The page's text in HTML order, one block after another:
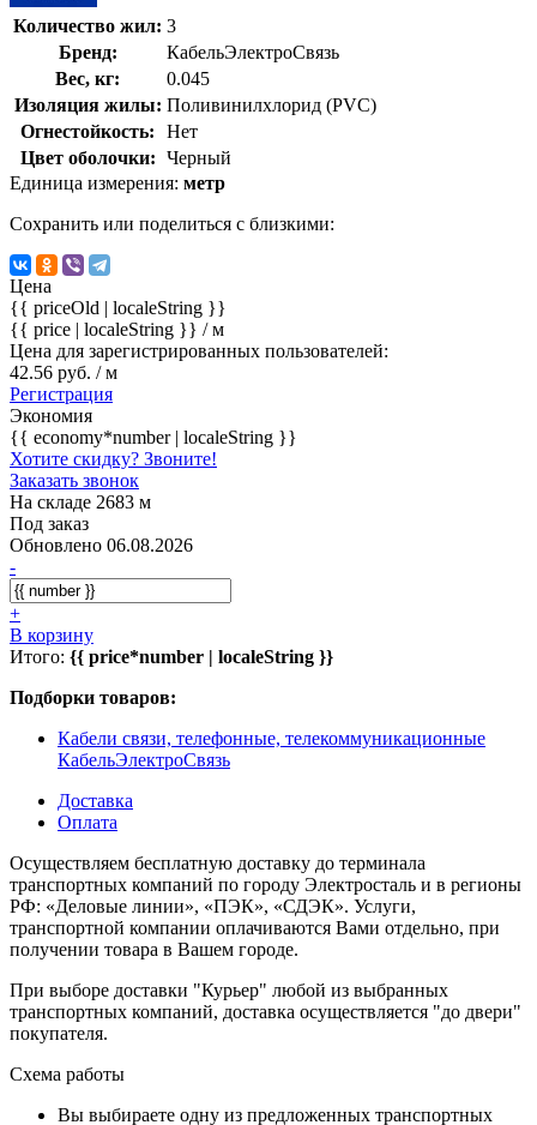
Количество жил: 3
Бренд:
КабельЭлектроСвязь
Вес, кг:
0.045
Изоляция жилы: Поливинилхлорид (PVC)
Огнестойкость:
Нет
Цвет оболочки: Черный
Единица измерения: метр
Сохранить или поделиться с близкими:
Цена
{{ priceOld | localeString }}
{{ price | localeString }} / м
Цена для зарегистрированных пользователей:
42.56 руб. / м
Регистрация
Экономия
{{ economy*number | localeString }}
Хотите скидку? Звоните!
Заказать звонок
На складе 2683 м
Под заказ
Обновлено 06.08.2026
-
+
В корзину
Итого: {{ price*number | localeString }}
Подборки товаров:
Кабели связи, телефонные, телекоммуникационные
КабельЭлектроСвязь
Доставка
Оплата
Осуществляем бесплатную доставку до терминала
транспортных компаний по городу Электросталь и в регионы
РФ: «Деловые линии», «ПЭК», «СДЭК». Услуги,
транспортной компании оплачиваются Вами отдельно, при
получении товара в Вашем городе.
При выборе доставки "Курьер" любой из выбранных
транспортных компаний, доставка осуществляется "до двери"
покупателя.
Схема работы
Вы выбираете одну из предложенных транспортных